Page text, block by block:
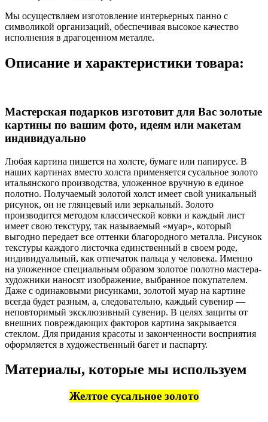
Мы осуществляем изготовление интерьерных панно с
символикой организаций, обеспечивая высокое качество
исполнения в драгоценном металле.
Описание и характеристики товара:
Мастерская подарков изготовит для Вас золотые
картины по вашим фото, идеям или макетам
индивидуально
Любая картина пишется на холсте, бумаге или папирусе. В
наших картинах вместо холста применяется сусальное золото
итальянского производства, уложенное вручную в единое
полотно. Получаемый золотой холст имеет свой уникальный
рисунок, он не глянцевый или зеркальный. Золото
производится методом классической ковки и каждый лист
имеет свою текстуру, так называемый «муар», который
выгодно передает все оттенки благородного металла. Рисунок
текстуры каждого листочка единственный в своем роде,
индивидуальный, как отпечаток пальца у человека. Именно
на уложенное специальным образом золотое полотно мастера-
художники наносят изображение, выбранное покупателем.
Даже с одинаковыми рисунками, золотой муар на картине
всегда будет разным, а, следовательно, каждый сувенир —
неповторимый эксклюзивный сувенир. В целях защиты от
внешних повреждающих факторов картина закрывается
стеклом. Для придания красоты и законченности восприятия
оформляется в художественный багет и паспарту.
Материалы, которые мы используем
Желтое сусальное золото